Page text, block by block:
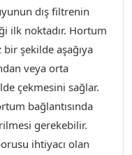
dış filtrenin
ilk noktadır. Hortum
şekilde aşağıya
veya orta
çekmesini sağlar.
bağlantısında
gerekebilir.
ihtiyacı olan